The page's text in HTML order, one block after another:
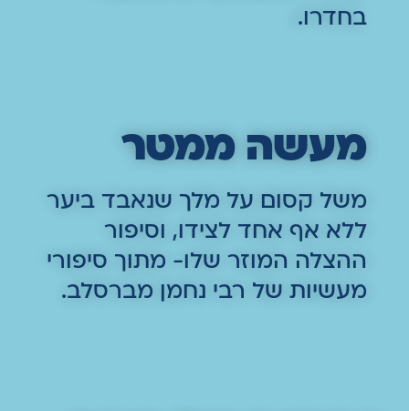
בחדרו.
מעשה ממטר
משל קסום על מלך שנאבד ביער
ללא אף אחד לצידו, וסיפור
ההצלה המוזר שלו- מתוך סיפורי
מעשיות של רבי נחמן מברסלב.